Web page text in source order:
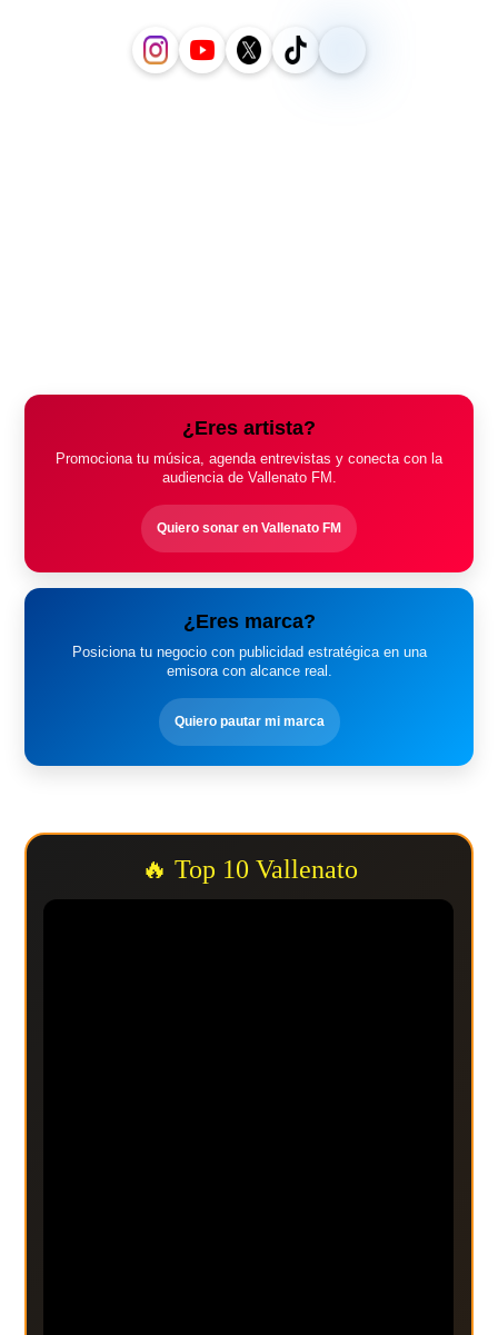
¿Eres artista?
Promociona tu música, agenda entrevistas y conecta con la
audiencia de Vallenato FM.
Quiero sonar en Vallenato FM
¿Eres marca?
Posiciona tu negocio con publicidad estratégica en una
emisora con alcance real.
Quiero pautar mi marca
🔥 Top 10 Vallenato